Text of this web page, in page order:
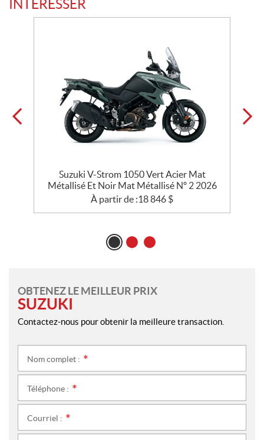
INTÉRESSER
Suzuki V-Strom 1050 Vert Acier Mat
Métallisé Et Noir Mat Métallisé Nº 2 2026
À partir de :18 846 $
OBTENEZ LE MEILLEUR PRIX
SUZUKI
Contactez-nous pour obtenir la meilleure transaction.
Nom complet :
Téléphone :
Courriel :